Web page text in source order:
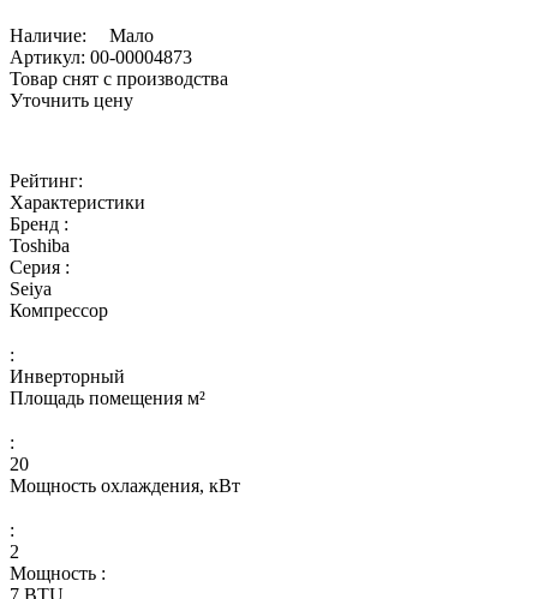
Наличие:
Мало
Артикул: 00-00004873
Товар снят с производства
Уточнить цену
Рейтинг:
Характеристики
Бренд :
Toshiba
Серия :
Seiya
Компрессор
:
Инверторный
Площадь помещения м²
:
20
Мощность охлаждения, кВт
:
2
Мощность :
7 BTU